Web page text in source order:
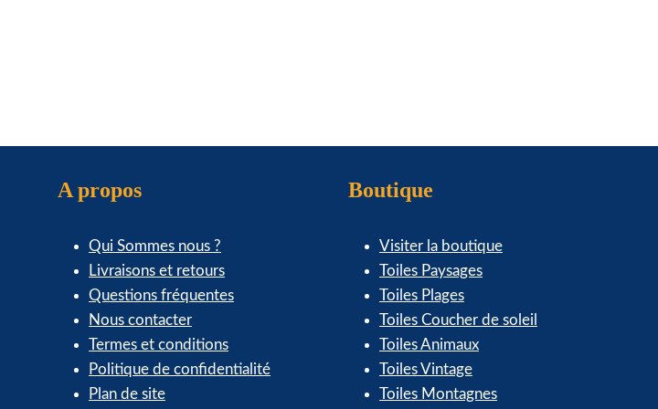
A propos
Qui Sommes nous ?
Livraisons et retours
Questions fréquentes
Nous contacter
Termes et conditions
Politique de confidentialité
Plan de site
Boutique
Visiter la boutique
Toiles Paysages
Toiles Plages
Toiles Coucher de soleil
Toiles Animaux
Toiles Vintage
Toiles Montagnes